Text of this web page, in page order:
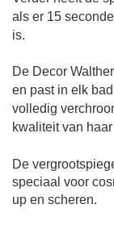
als er 15
is.
De Decor
en past in elk
volledig
kwaliteit van
De
speciaal voor
up en scheren.